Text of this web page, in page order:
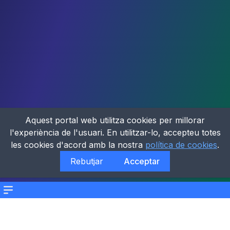
Menu
Aquest portal web utilitza cookies per millorar
l'experiència de l'usuari. En utilitzar-lo, accepteu totes
les cookies d'acord amb la nostra política de cookies.
Rebutjar
Acceptar